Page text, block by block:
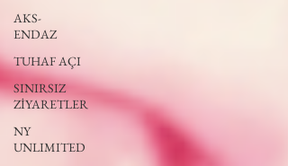
AKS-
ENDAZ
TUHAF AÇI
SINIRSIZ
ZİYARETLER
NY
UNLIMITED